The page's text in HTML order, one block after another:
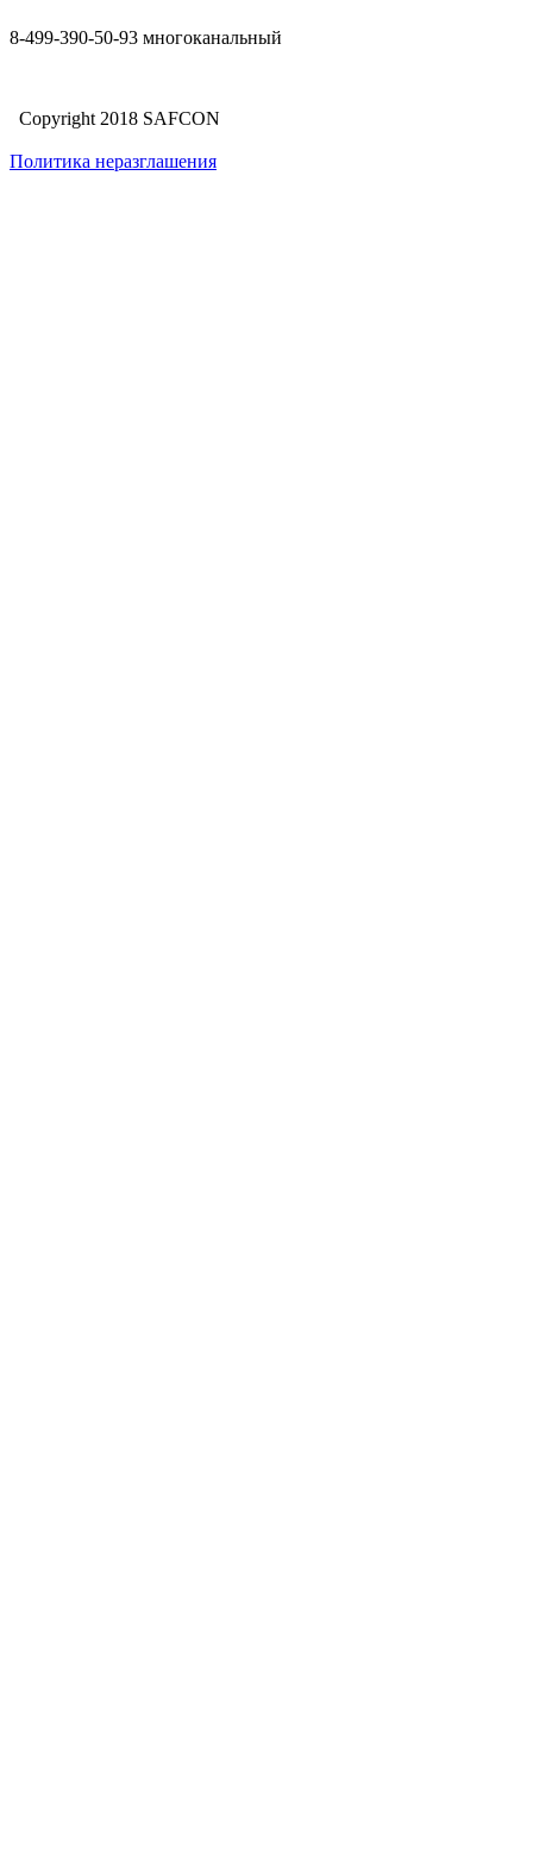
8-499-390-50-93 многоканальный
Copyright 2018 SAFCON
Политика неразглашения